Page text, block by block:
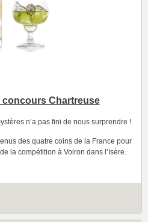
concours Chartreuse
n’a pas fini de nous surprendre !
des quatre coins de la France pour
la compétition à Voiron dans l’Isère.